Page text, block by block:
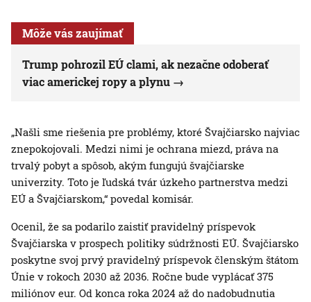
Môže vás zaujímať
Trump pohrozil EÚ clami, ak nezačne odoberať
viac americkej ropy a plynu
„Našli sme riešenia pre problémy, ktoré Švajčiarsko najviac
znepokojovali. Medzi nimi je ochrana miezd, práva na
trvalý pobyt a spôsob, akým fungujú švajčiarske
univerzity. Toto je ľudská tvár úzkeho partnerstva medzi
EÚ a Švajčiarskom,“ povedal komisár.
Ocenil, že sa podarilo zaistiť pravidelný príspevok
Švajčiarska v prospech politiky súdržnosti EÚ. Švajčiarsko
poskytne svoj prvý pravidelný príspevok členským štátom
Únie v rokoch 2030 až 2036. Ročne bude vyplácať 375
miliónov eur. Od konca roka 2024 až do nadobudnutia